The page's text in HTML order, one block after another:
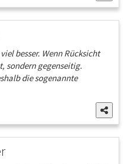
besser. Wenn Rücksicht
sondern gegenseitig.
die sogenannte